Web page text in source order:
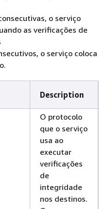
o serviço
as verificações de
o serviço coloca
Description
O protocolo
que o serviço
usa ao
executar
verificações
de
integridade
nos destinos.